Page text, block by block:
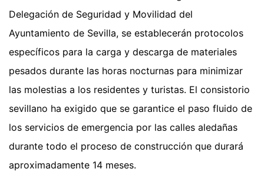
Delegación de Seguridad y Movilidad del
Ayuntamiento de Sevilla, se establecerán protocolos
específicos para la carga y descarga de materiales
pesados durante las horas nocturnas para minimizar
las molestias a los residentes y turistas. El consistorio
sevillano ha exigido que se garantice el paso fluido de
los servicios de emergencia por las calles aledañas
durante todo el proceso de construcción que durará
aproximadamente 14 meses.